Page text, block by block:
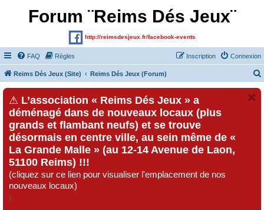
Forum ¨Reims Dés Jeux¨
http://reimsdesjeux.fr/facebook-events
FAQ Règles Connexion
Inscription
Reims Dés Jeux (Site) Reims Dés Jeux (Forum)
⚠ L’association « Reims Dés Jeux » a
déménagé dans de nouveaux locaux (plus
grands et flambant neufs) et se trouve
désormais en centre ville, au sein même de «
La Grande Malle » (au 12-14 Avenue de Laon,
51100 Reims) !!!
(cliquez sur ce lien pour visualiser l'emplacement de nos
nouveaux locaux)
)